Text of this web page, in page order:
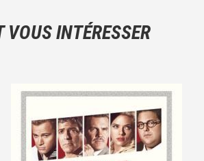
N'hésitez pas à décrire
Et, attention à ne pas dévoiler
INTÉRESSER